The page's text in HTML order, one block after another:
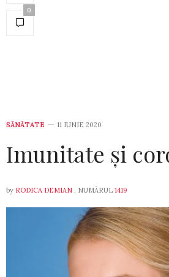
0
SĂNĂTATE 11 IUNIE 2020
Imunitate și
by RODICA DEMIAN , NUMĂRUL 1419